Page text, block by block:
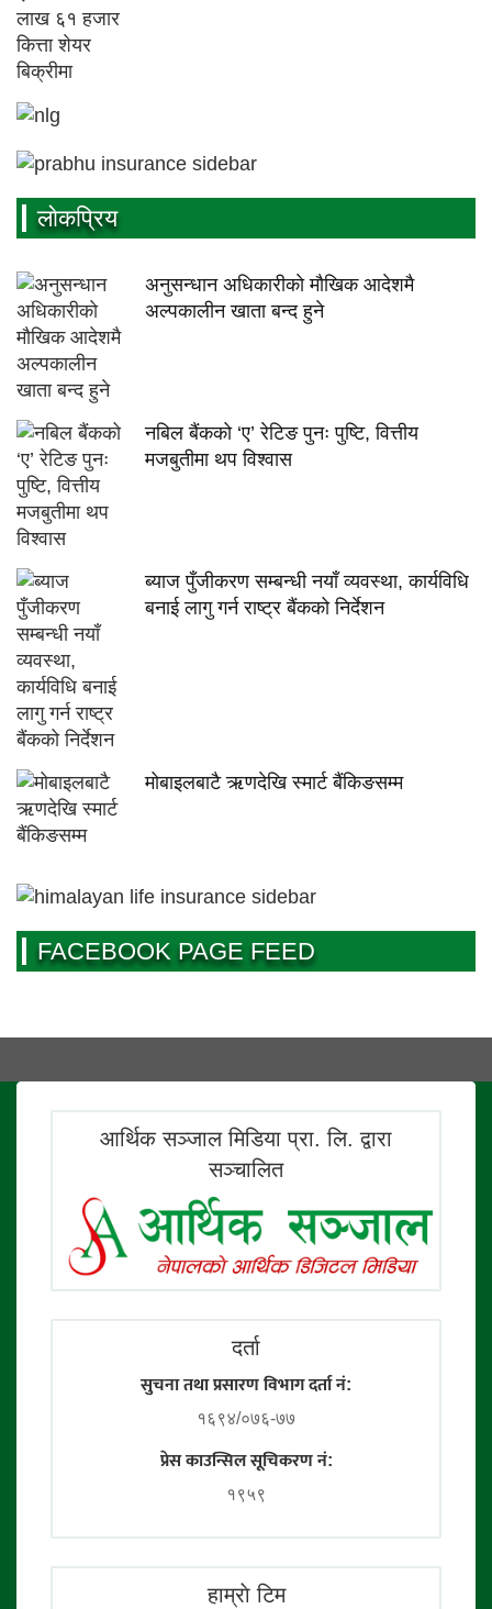
लाेकप्रिय
अनुसन्धान अधिकारीकाे माैखिक आदेशमै
अल्पकालीन खाता बन्द हुने
नबिल बैंकको ‘ए’ रेटिङ पुनः पुष्टि, वित्तीय
मजबुतीमा थप विश्वास
ब्याज पुँजीकरण सम्बन्धी नयाँ व्यवस्था, कार्यविधि
बनाई लागु गर्न राष्ट्र बैंकको निर्देशन
मोबाइलबाटै ऋणदेखि स्मार्ट बैंकिङसम्म
FACEBOOK PAGE FEED
आर्थिक सञ्जाल मिडिया प्रा. लि. द्वारा
सञ्चालित
दर्ता
सुचना तथा प्रसारण विभाग दर्ता नं:
१६९४/०७६-७७
प्रेस काउन्सिल सूचिकरण नं:
१९५९
हाम्राे टिम